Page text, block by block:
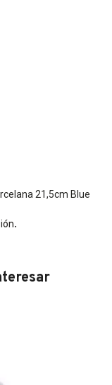
21,5cm Blue